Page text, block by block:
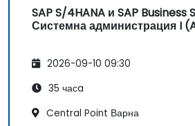
SAP S/4HANA и SAP Business
Системна администрация I
2026-09-10 09:30
35 часa
Central Point Варна